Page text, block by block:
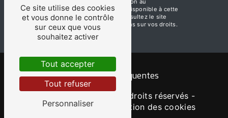
démarchage téléphonique, disponible à cette
adresse:
Bloctel.gouv.fr
. Consultez le site
cnil.fr pour plus d’informations sur vos droits.
Recherches fréquentes
- 2026 - Tous droits réservés -
Mentions légales
Gestion des cookies
Ce site utilise des cookies
et vous donne le contrôle
sur ceux que vous
souhaitez activer
Tout accepter
Tout refuser
Personnaliser